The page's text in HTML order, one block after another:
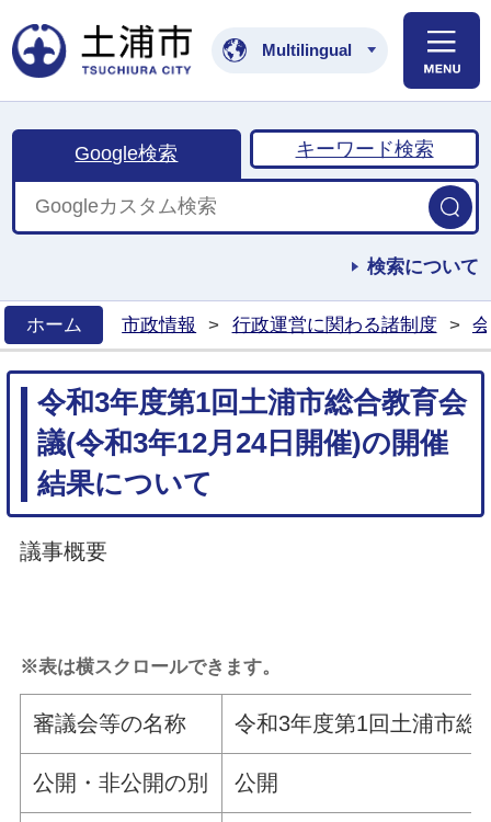
土浦市公式ホームペ
Multilingual
Google検索 キーワード検索
検索について
ホーム
市政情報 > 行政運営に関わる諸制度 >
令和3年度第1回土浦市総合教育会
議(令和3年12月24日開催)の開催
結果について
議事概要
※表は横スクロールできます。
審議会等の名称 令和3年度第1回土浦市総
公開・非公開の別 公開